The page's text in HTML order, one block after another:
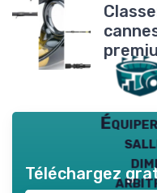
Téléchargez